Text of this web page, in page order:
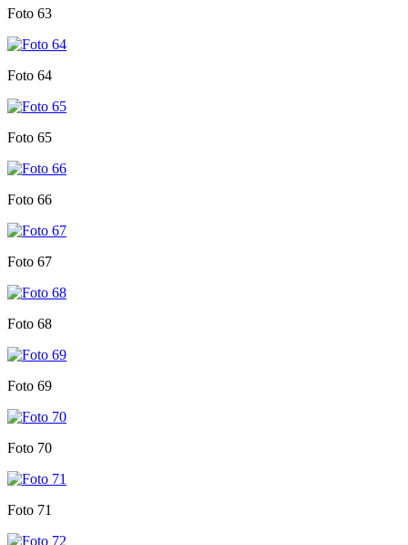
Foto 63
Foto 64
Foto 65
Foto 66
Foto 67
Foto 68
Foto 69
Foto 70
Foto 71